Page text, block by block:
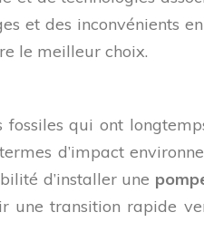
et des inconvénients
le meilleur choix.
qui ont
d’impact
d’installer une
une transition rapide